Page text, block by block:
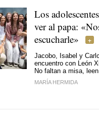
Los
ver al papa:
escucharle»
Jacobo, Isabel y
encuentro con León
No faltan a misa,
MARÍA HERMIDA